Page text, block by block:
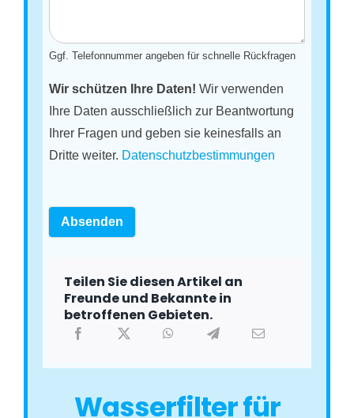
Ggf. Telefonnummer angeben für schnelle Rückfragen
Wir schützen Ihre Daten! Wir verwenden
Ihre Daten ausschließlich zur Beantwortung
Ihrer Fragen und geben sie keinesfalls an
Dritte weiter. Datenschutzbestimmungen
Absenden
Teilen Sie diesen Artikel an
Freunde und Bekannte in
betroffenen Gebieten.
Wasserfilter für